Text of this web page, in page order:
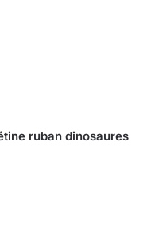
ruban dinosaures